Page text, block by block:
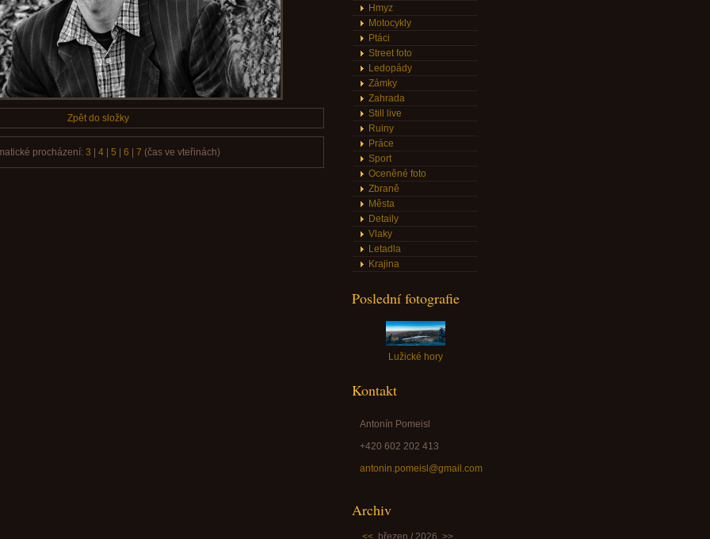
Zpět do složky
procházení: 3 4| 5 6 7 (čas ve vteřinách)
Hmyz
Motocykly
Ptáci
Street foto
Ledopády
Zámky
Zahrada
Still live
Ruiny
Práce
Sport
Oceněné foto
Zbraně
Města
Detaily
Vlaky
Letadla
Krajina
Poslední fotografie
Lužické hory
Kontakt
Antonín Pomeisl
+420 602 202 413
antonin.pomeisl@gmail.com
Archiv